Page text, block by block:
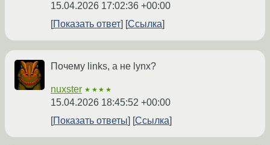
15.04.2026 17:02:36 +00:00
Показать ответ
Ссылка
Почему links, а не lynx?
nuxster ★★★★
15.04.2026 18:45:52 +00:00
Показать ответы
Ссылка